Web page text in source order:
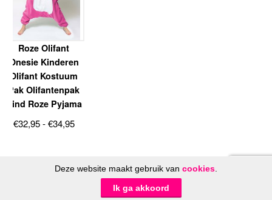
Roze Olifant
Onesie Kinderen
Olifant Kostuum
Pak Olifantenpak
Kind Roze Pyjama
€32,95 - €34,95Prijsklasse:
€34,95
© FeestinjeBeest.nl 2014 - 2026
Deze website maakt gebruik van cookies
Ik ga akkoord